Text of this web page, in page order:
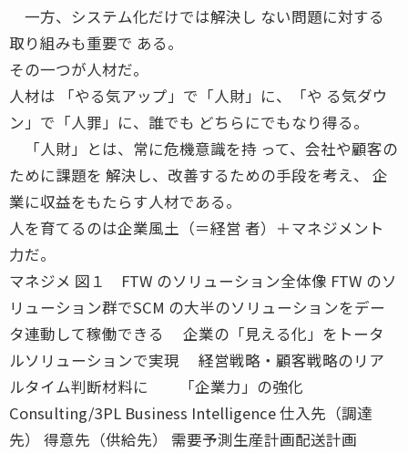
一方、システム化だけでは解決し ない問題に対する
取り組みも重要で ある。
その一つが人材だ。
人材は 「やる気アップ」で「人財」に、「や る気ダウ
ン」で「人罪」に、誰でも どちらにでもなり得る。
「人財」とは、常に危機意識を持 って、会社や顧客の
ために課題を 解決し、改善するための手段を考え、 企
業に収益をもたらす人材である。
人を育てるのは企業風土（＝経営 者）＋マネジメント
力だ。
マネジメ 図１ FTW のソリューション全体像 FTW のソ
リューション群でSCM の大半のソリューションをデー
タ連動して稼働できる 企業の「見える化」をトータ
ルソリューションで実現 経営戦略・顧客戦略のリア
ルタイム判断材料に 「企業力」の強化
Consulting/3PL Business Intelligence 仕入先（調達
先） 得意先（供給先） 需要予測生産計画配送計画